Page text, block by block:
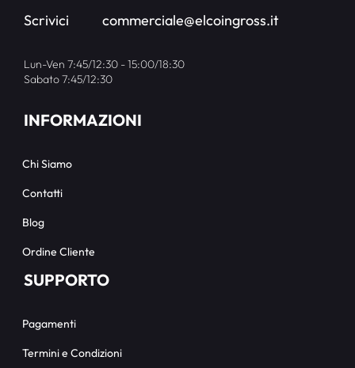
Scrivici
commerciale@elcoingross.it
Lun-Ven 7:45/12:30 - 15:00/18:30
Sabato 7:45/12:30
INFORMAZIONI
Chi Siamo
Contatti
Blog
Ordine Cliente
SUPPORTO
Pagamenti
Termini e Condizioni